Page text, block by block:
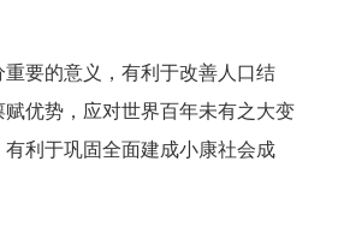
重要的意义，有利于改善人口结
优势，应对世界百年未有之大变
利于巩固全面建成小康社会成